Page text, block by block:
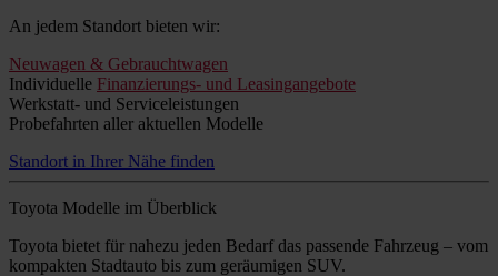
An jedem Standort bieten wir:
Neuwagen & Gebrauchtwagen
Individuelle Finanzierungs- und Leasingangebote
Werkstatt- und Serviceleistungen
Probefahrten aller aktuellen Modelle
Standort in Ihrer Nähe finden
Toyota Modelle im Überblick
Toyota bietet für nahezu jeden Bedarf das passende Fahrzeug – vom
kompakten Stadtauto bis zum geräumigen SUV.